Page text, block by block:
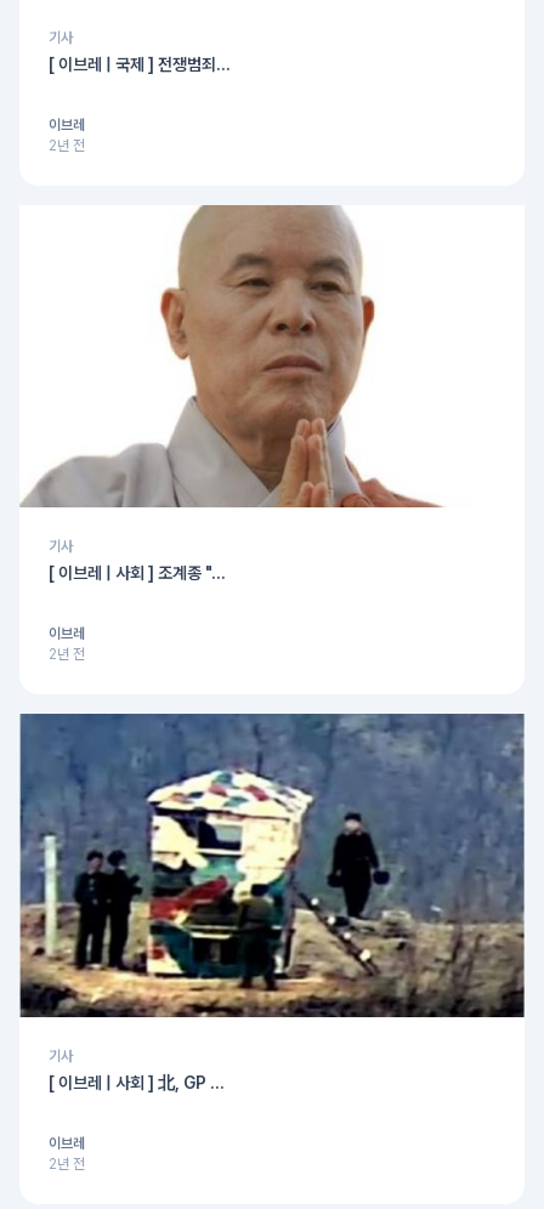
기사
[ 이브레 | 국제 ] 전쟁범죄...
이브레
2년 전
기사
[ 이브레 | 사회 ] 조계종 "...
이브레
2년 전
기사
[ 이브레 | 사회 ] 北, GP ...
이브레
2년 전